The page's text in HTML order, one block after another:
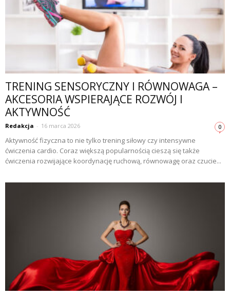
TRENING SENSORYCZNY I RÓWNOWAGA –
AKCESORIA WSPIERAJĄCE ROZWÓJ I
AKTYWNOŚĆ
Redakcja - 16 marca 2026 0
Aktywność fizyczna to nie tylko trening siłowy czy intensywne
ćwiczenia cardio. Coraz większą popularnością cieszą się także
ćwiczenia rozwijające koordynację ruchową, równowagę oraz czucie...